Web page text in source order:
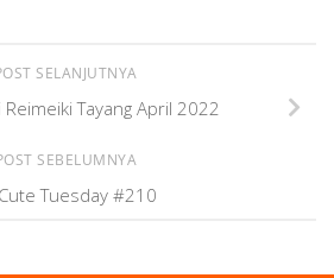
SELANJUTNYA
Tayang April 2022
SEBELUMNYA
Cute Tuesday #210